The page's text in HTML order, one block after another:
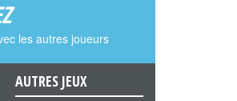
les autres joueurs
AUTRES JEUX